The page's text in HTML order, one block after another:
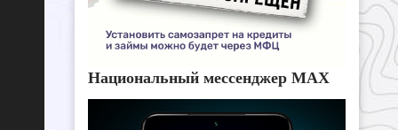
Национальный мессенджер MAX